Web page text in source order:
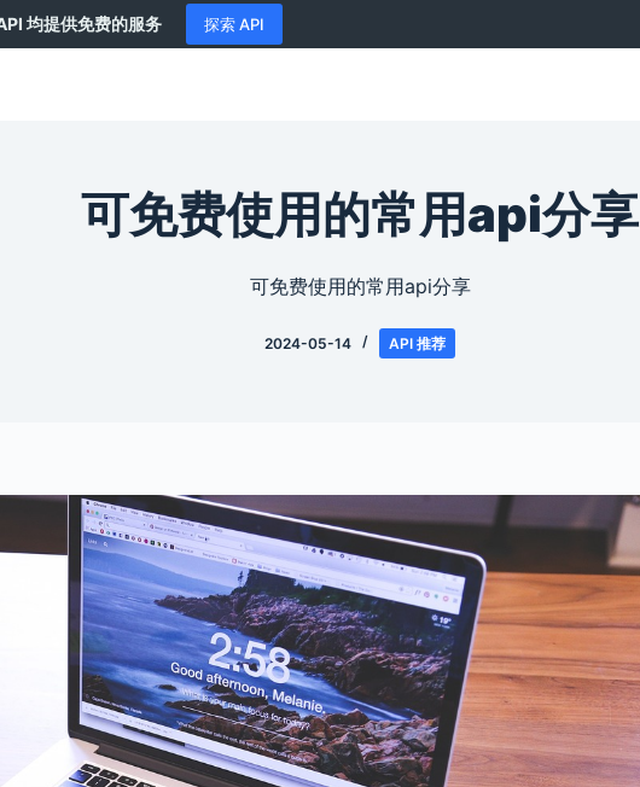
均提供免费的服务 探索 API
可免费使用的常用api分享
可免费使用的常用api分享
2024-05-14 API 推荐